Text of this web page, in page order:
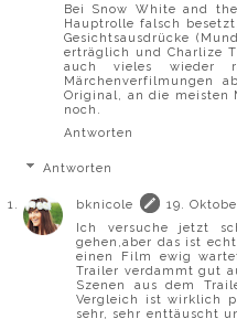
Bei Snow White and
Hauptrolle falsch
Gesichtsausdrücke
erträglich und Charlize
auch vieles wieder
Märchenverfilmungen
Original, an die meisten
noch.
Antworten
Antworten
bknicole
19.
Ich versuche jetzt
gehen,aber das ist
einen Film ewig
Trailer verdammt gut
Szenen aus dem
Vergleich ist wirklich
sehr, sehr enttäuscht